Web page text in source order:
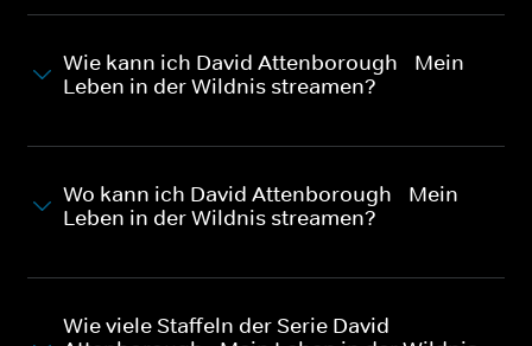
Wie kann ich David Attenborough - Mein
Leben in der Wildnis streamen?
Wo kann ich David Attenborough - Mein
Leben in der Wildnis streamen?
Wie viele Staffeln der Serie David